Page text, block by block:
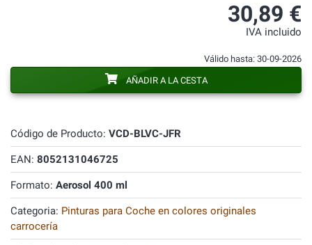
Código de Producto: VCD-BLVC-JFR
EAN: 8052131046725
Formato: Aerosol 400 ml
Categoria: Pinturas para Coche en colores originales
carrocería
30,89 €
IVA incluido
Válido hasta: 30-09-2026
AÑADIR A LA CESTA